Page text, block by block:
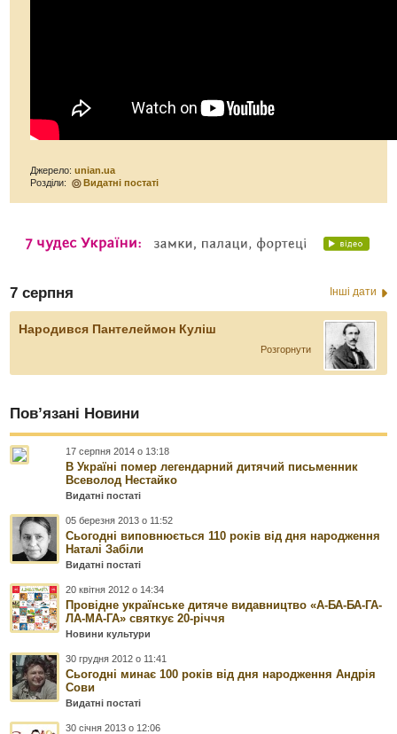
Джерело:unian.ua
Розділи:
Видатні постаті
7 серпня Інші дати
Народився Пантелеймон Куліш
Розгорнути
Пов’язані Новини
17 серпня 2014 о 13:18
В Україні помер легендарний дитячий письменник
Всеволод Нестайко
Видатні постаті
05 березня 2013 о 11:52
Сьогодні виповнюється 110 років від дня народження
Наталі Забіли
Видатні постаті
20 квітня 2012 о 14:34
Провідне українське дитяче видавництво «А-БА-БА-ГА-
ЛА-МА-ГА» святкує 20-річчя
Новини культури
30 грудня 2012 о 11:41
Сьогодні минає 100 років від дня народження Андрія
Сови
Видатні постаті
30 січня 2013 о 12:06